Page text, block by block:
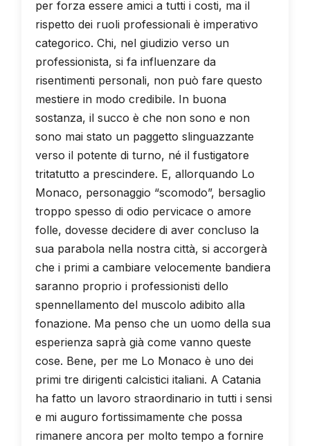
per forza essere amici a tutti i costi, ma il
rispetto dei ruoli professionali è imperativo
categorico. Chi, nel giudizio verso un
professionista, si fa influenzare da
risentimenti personali, non può fare questo
mestiere in modo credibile. In buona
sostanza, il succo è che non sono e non
sono mai stato un paggetto slinguazzante
verso il potente di turno, né il fustigatore
tritatutto a prescindere. E, allorquando Lo
Monaco, personaggio “scomodo”, bersaglio
troppo spesso di odio pervicace o amore
folle, dovesse decidere di aver concluso la
sua parabola nella nostra città, si accorgerà
che i primi a cambiare velocemente bandiera
saranno proprio i professionisti dello
spennellamento del muscolo adibito alla
fonazione. Ma penso che un uomo della sua
esperienza saprà già come vanno queste
cose. Bene, per me Lo Monaco è uno dei
primi tre dirigenti calcistici italiani. A Catania
ha fatto un lavoro straordinario in tutti i sensi
e mi auguro fortissimamente che possa
rimanere ancora per molto tempo a fornire